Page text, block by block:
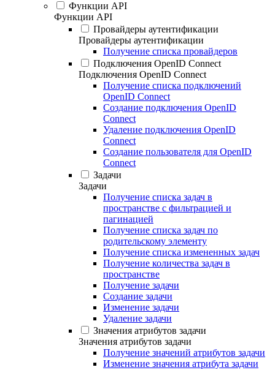
Функции API
Функции API
Провайдеры аутентификации
Провайдеры аутентификации
Получение списка провайдеров
Подключения OpenID Connect
Подключения OpenID Connect
Получение списка подключений
OpenID Connect
Создание подключения OpenID
Connect
Удаление подключения OpenID
Connect
Создание пользователя для OpenID
Connect
Задачи
Задачи
Получение списка задач в
пространстве с фильтрацией и
пагинацией
Получение списка задач по
родительскому элементу
Получение списка измененных задач
Получение количества задач в
пространстве
Получение задачи
Создание задачи
Изменение задачи
Удаление задачи
Значения атрибутов задачи
Значения атрибутов задачи
Получение значений атрибутов задачи
Изменение значения атрибута задачи